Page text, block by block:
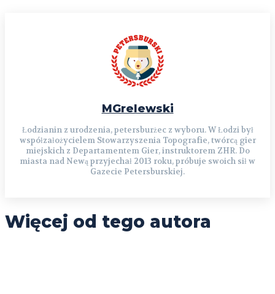
MGrelewski
Łodzianin z urodzenia, petersburżec z wyboru. W Łodzi był
współzałożycielem Stowarzyszenia Topografie, twórcą gier
miejskich z Departamentem Gier, instruktorem ZHR. Do
miasta nad Newą przyjechał 2013 roku, próbuje swoich sił w
Gazecie Petersburskiej.
Więcej od tego autora